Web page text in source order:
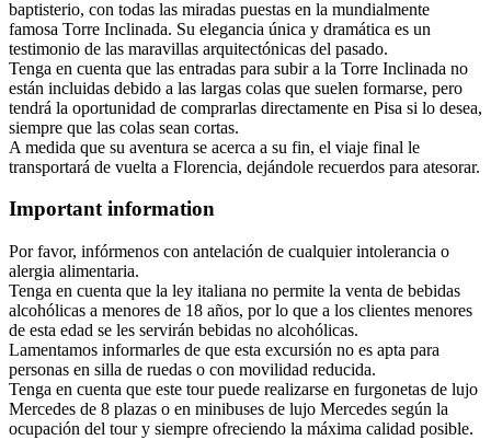
baptisterio, con todas las miradas puestas en la mundialmente
famosa Torre Inclinada. Su elegancia única y dramática es un
testimonio de las maravillas arquitectónicas del pasado.
Tenga en cuenta que las entradas para subir a la Torre Inclinada no
están incluidas debido a las largas colas que suelen formarse, pero
tendrá la oportunidad de comprarlas directamente en Pisa si lo desea,
siempre que las colas sean cortas.
A medida que su aventura se acerca a su fin, el viaje final le
transportará de vuelta a Florencia, dejándole recuerdos para atesorar.
Important information
Por favor, infórmenos con antelación de cualquier intolerancia o
alergia alimentaria.
Tenga en cuenta que la ley italiana no permite la venta de bebidas
alcohólicas a menores de 18 años, por lo que a los clientes menores
de esta edad se les servirán bebidas no alcohólicas.
Lamentamos informarles de que esta excursión no es apta para
personas en silla de ruedas o con movilidad reducida.
Tenga en cuenta que este tour puede realizarse en furgonetas de lujo
Mercedes de 8 plazas o en minibuses de lujo Mercedes según la
ocupación del tour y siempre ofreciendo la máxima calidad posible.